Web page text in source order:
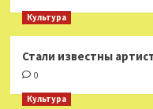
Культура
Стали известны
0
Культура